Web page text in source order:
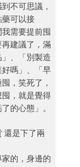
不可思議，
可以接
需要提前囤
建議了，滿
、「別製造
嗎」、「早
，笑死了，
，就是覺得
的心態」。
還是下了兩
的，身邊的